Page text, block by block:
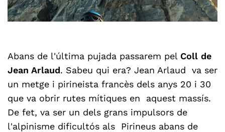
Abans de l'última pujada passarem pel Coll de
Jean Arlaud. Sabeu qui era? Jean Arlaud va ser
un metge i pirineista francès dels anys 20 i 30
que va obrir rutes mítiques en aquest massís.
De fet, va ser un dels grans impulsors de
l'alpinisme dificultós als Pirineus abans de